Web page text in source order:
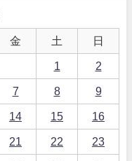
金 土 日
1 2
7 8 9
14 15 16
21 22 23